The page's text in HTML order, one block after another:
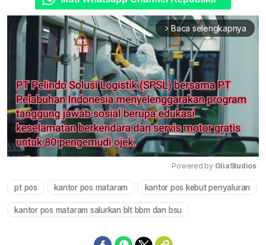
arrow_forward_ios Baca selengkapnya
Mute
Powered by GliaStudios
pt pos kantor pos mataram kantor pos kebut penyaluran
kantor pos mataram salurkan blt bbm dan bsu